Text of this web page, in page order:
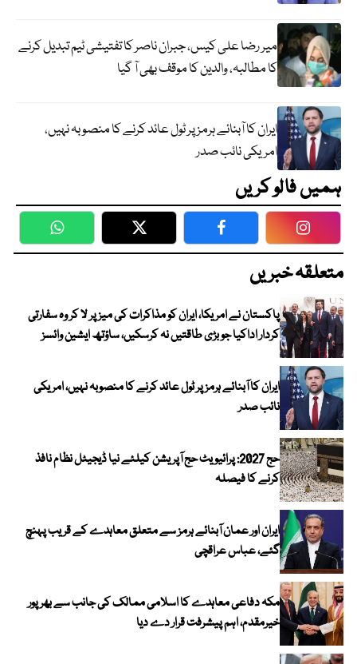
میر رضا علی کیس، جبران ناصر کا تفتیشی ٹیم تبدیل کرنے
کا مطالبہ، والدین کا موقف بھی آ گیا
ایران کا آبنائے ہرمز پر ٹول عائد کرنے کا منصوبہ نہیں،
امریکی نائب صدر
ہمیں فالو کریں
WhatsApp Twitter Facebook
متعلقہ خبریں
پاکستان نے امریکا، ایران کو مذاکرات کی میز پر لا کر وہ سفارتی
کردار اداکیا جو بڑی طاقتیں نہ کرسکیں، ساؤتھ ایشین وائسز
ایران کا آبنائے ہرمز پر ٹول عائد کرنے کا منصوبہ نہیں، امریکی
نائب صدر
حج 2027: پرائیویٹ حج آپریشن کیلئے نیا ڈیجیٹل نظام نافذ
کرنے کا فیصلہ
ایران اور عمان آبنائے ہرمز سے متعلق معاہدے کے قریب پہنچ
گئے، عباس عراقچی
مکہ دفاعی معاہدے کا اسلامی ممالک کی جانب سے بھرپور
خیرمقدم، اہم پیشرفت قرار دے دیا